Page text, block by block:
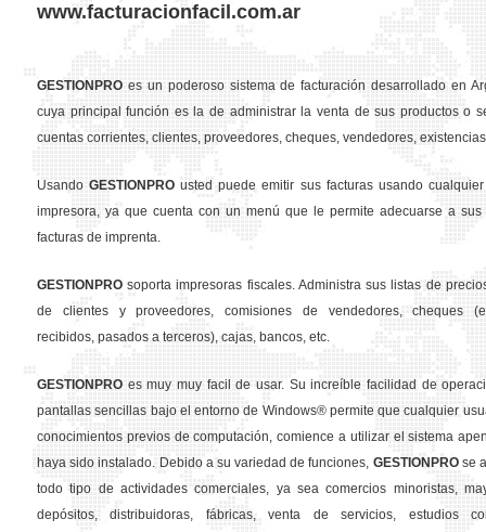
www.facturacionfacil.com.ar
GESTION PRO es un poderoso sistema de facturación desarrollado en
cuya principal función es la de administrar la venta de sus productos o
cuentas corrientes, clientes, proveedores, cheques, vendedores,
Usando GESTION PRO usted puede emitir sus facturas usando
impresora, ya que cuenta con un menú que le permite adecuarse a sus
facturas de imprenta.
GESTION PRO soporta impresoras fiscales. Administra sus listas de
de clientes y proveedores, comisiones de vendedores, cheques
recibidos, pasados a terceros), cajas, bancos, etc.
GESTION PRO es muy muy facil de usar. Su increíble facilidad de
pantallas sencillas bajo el entorno de Windows® permite que cualquier
conocimientos previos de computación, comience a utilizar el sistema
haya sido instalado. Debido a su variedad de funciones, GESTION PROse
todo tipo de actividades comerciales, ya sea comercios minoristas,
depósitos, distribuidoras, fábricas, venta de servicios, estudios